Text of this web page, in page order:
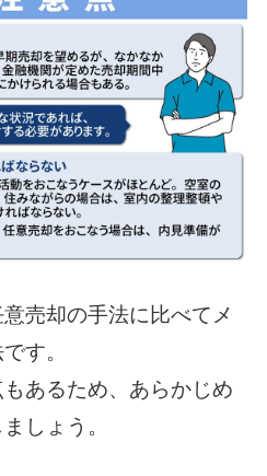
売却の手法に比べてメ
す。
あるため、あらかじめ
しょう。